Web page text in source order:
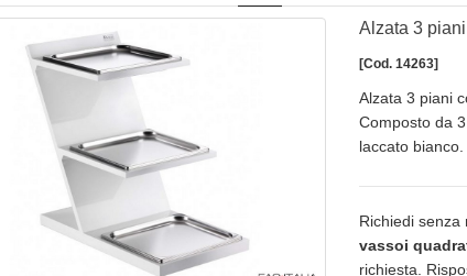
Alzata 3
[Cod. 14263]
Alzata 3 piani
Composto da
laccato
Richiedi
vassoi
richiesta.